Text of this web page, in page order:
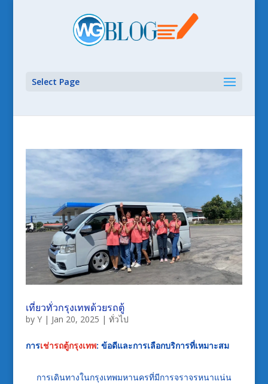
Select Page
เที่ยวทั่วกรุงเทพด้วยรถตู้
by Y| Jan 20, 2025 | ทั่วไป
การเช่ารถตู้กรุงเทพ: ข้อดีและการเลือกบริการที่เหมาะสม
การเดินทางในกรุงเทพมหานครที่มีการจราจรหนาแน่น